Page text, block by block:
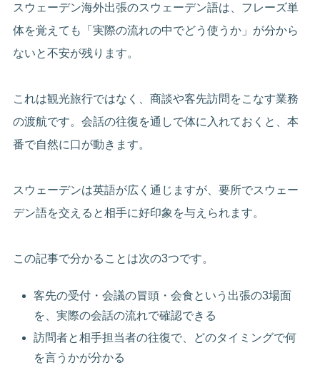
スウェーデン海外出張のスウェーデン語は、フレーズ単
体を覚えても「実際の流れの中でどう使うか」が分から
ないと不安が残ります。
これは観光旅行ではなく、商談や客先訪問をこなす業務
の渡航です。会話の往復を通しで体に入れておくと、本
番で自然に口が動きます。
スウェーデンは英語が広く通じますが、要所でスウェー
デン語を交えると相手に好印象を与えられます。
この記事で分かることは次の3つです。
客先の受付・会議の冒頭・会食という出張の3場面
を、実際の会話の流れで確認できる
訪問者と相手担当者の往復で、どのタイミングで何
を言うかが分かる